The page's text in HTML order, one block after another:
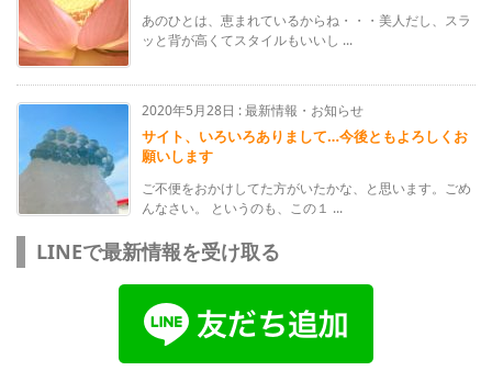
あのひとは、恵まれているからね・・・美人だし、スラ
ッと背が高くてスタイルもいいし ...
2020年5月28日 :最新情報・お知らせ
サイト、いろいろありまして…今後ともよろしくお
願いします
ご不便をおかけしてた方がいたかな、と思います。ごめ
んなさい。 というのも、この１ ...
LINEで最新情報を受け取る